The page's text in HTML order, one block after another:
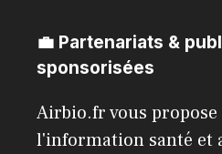
💼 Partenariats &
sponsorisées
Airbio.fr vous propose
l'information santé et